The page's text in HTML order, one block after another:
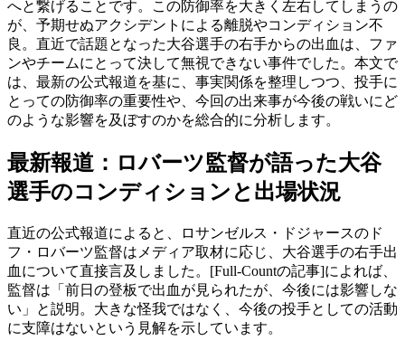
へと繋げることです。この防御率を大きく左右してしまうの
が、予期せぬアクシデントによる離脱やコンディション不
良。直近で話題となった大谷選手の右手からの出血は、ファ
ンやチームにとって決して無視できない事件でした。本文で
は、最新の公式報道を基に、事実関係を整理しつつ、投手に
とっての防御率の重要性や、今回の出来事が今後の戦いにど
のような影響を及ぼすのかを総合的に分析します。
最新報道：ロバーツ監督が語った大谷
選手のコンディションと出場状況
直近の公式報道によると、ロサンゼルス・ドジャースのド
フ・ロバーツ監督はメディア取材に応じ、大谷選手の右手出
血について直接言及しました。[Full-Countの記事]によれば、
監督は「前日の登板で出血が見られたが、今後には影響しな
い」と説明。大きな怪我ではなく、今後の投手としての活動
に支障はないという見解を示しています。